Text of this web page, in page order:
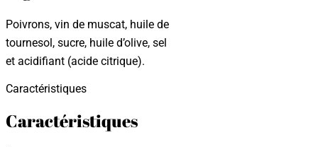
Poivrons, vin de muscat, huile de
tournesol, sucre, huile d’olive, sel
et acidifiant (acide citrique).
Caractéristiques
Caractéristiques